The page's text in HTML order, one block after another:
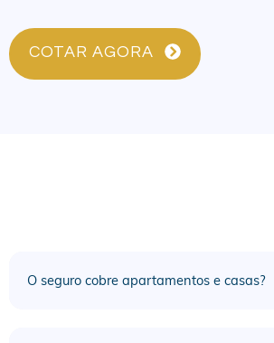
COTAR AGORA
O seguro cobre apartamentos e casas?